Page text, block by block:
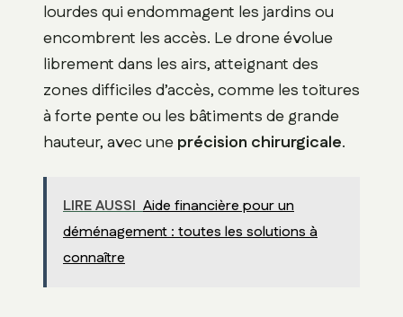
lourdes qui endommagent les jardins ou
encombrent les accès. Le drone évolue
librement dans les airs, atteignant des
zones difficiles d’accès, comme les toitures
à forte pente ou les bâtiments de grande
hauteur, avec uneprécision chirurgicale.
LIRE AUSSI Aide financière pour un
déménagement : toutes les solutions à
connaître